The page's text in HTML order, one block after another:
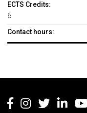
ECTS Credits:
6
Contact hours: